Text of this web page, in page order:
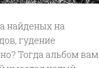
найденых на
гудение
Тогда альбом вам